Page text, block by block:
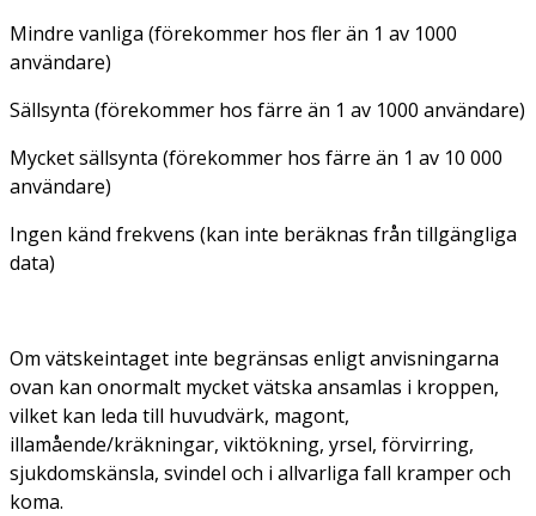
Mindre vanliga (förekommer hos fler än 1 av 1000
användare)
Sällsynta (förekommer hos färre än 1 av 1000 användare)
Mycket sällsynta (förekommer hos färre än 1 av 10 000
användare)
Ingen känd frekvens (kan inte beräknas från tillgängliga
data)
Om vätskeintaget inte begränsas enligt anvisningarna
ovan kan onormalt mycket vätska ansamlas i kroppen,
vilket kan leda till huvudvärk, magont,
illamående/kräkningar, viktökning, yrsel, förvirring,
sjukdomskänsla, svindel och i allvarliga fall kramper och
koma.